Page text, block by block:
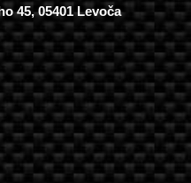
45, 05401 Levoča